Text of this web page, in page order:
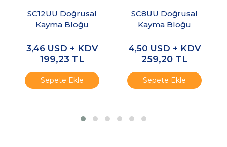
SC12UU Doğrusal
Kayma Bloğu
3,46 USD + KDV
199,23 TL
Sepete Ekle
SC8UU Doğrusal
Kayma Bloğu
4,50 USD + KDV
259,20 TL
Sepete Ekle